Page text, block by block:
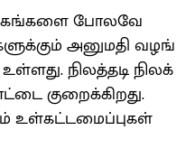
போலவே
அனு​மதி வழங்​
நிலத்​தடி நிலக்​
குறைக்​கிறது.
உள்​கட்​டமைப்​பு​கள்